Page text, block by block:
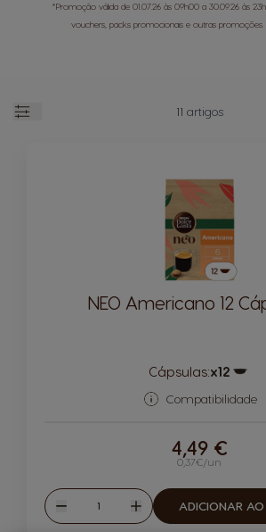
*Promoção válida de 01.07.26 às 09h00 a 30.09.26 às
vouchers, packs promocionais e outras promoções.
11 artigos
NEO Americano 12
Cápsulas:x12
Compatibilidade
0,37€/un
4,49 €
Reduzir
Quantidade
Aumentar
ADICIONAR